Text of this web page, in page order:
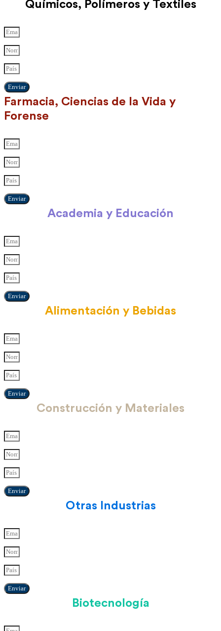
Químicos, Polímeros y Textiles
Enviar
Farmacia, Ciencias de la Vida y
Forense
Enviar
Academia y Educación
Enviar
Alimentación y Bebidas
Enviar
Construcción y Materiales
Enviar
Otras Industrias
Enviar
Biotecnología